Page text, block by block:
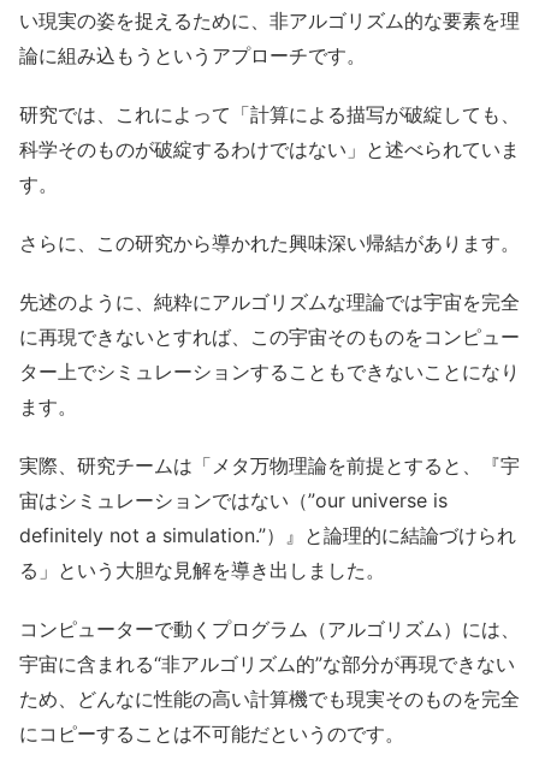
い現実の姿を捉えるために、非アルゴリズム的な要素を理
論に組み込もうというアプローチです。
研究では、これによって「計算による描写が破綻しても、
科学そのものが破綻するわけではない」と述べられていま
す。
さらに、この研究から導かれた興味深い帰結があります。
先述のように、純粋にアルゴリズムな理論では宇宙を完全
に再現できないとすれば、この宇宙そのものをコンピュー
ター上でシミュレーションすることもできないことになり
ます。
実際、研究チームは「メタ万物理論を前提とすると、『宇
宙はシミュレーションではない（”our universe is
definitely not a simulation.”）』と論理的に結論づけられ
る」という大胆な見解を導き出しました。
コンピューターで動くプログラム（アルゴリズム）には、
宇宙に含まれる“非アルゴリズム的”な部分が再現できない
ため、どんなに性能の高い計算機でも現実そのものを完全
にコピーすることは不可能だというのです。